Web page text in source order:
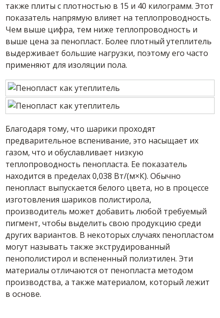
также плиты с плотностью в 15 и 40 килограмм. Этот
показатель напрямую влияет на теплопроводность.
Чем выше цифра, тем ниже теплопроводность и
выше цена за пенопласт. Более плотный утеплитель
выдерживает большие нагрузки, поэтому его часто
применяют для изоляции пола.
Благодаря тому, что шарики проходят
предварительное вспенивание, это насыщает их
газом, что и обуславливает низкую
теплопроводность пенопласта. Ее показатель
находится в пределах 0,038 Вт/(м×К). Обычно
пенопласт выпускается белого цвета, но в процессе
изготовления шариков полистирола,
производитель может добавить любой требуемый
пигмент, чтобы выделить свою продукцию среди
других вариантов. В некоторых случаях пенопластом
могут называть также экструдированный
пенополистирол и вспененный полиэтилен. Эти
материалы отличаются от пенопласта методом
производства, а также материалом, который лежит
в основе.